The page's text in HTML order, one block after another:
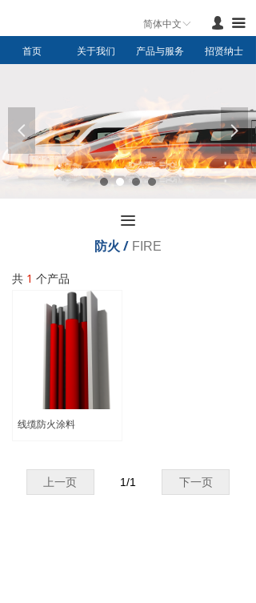
넙
ꀅ
简体中文
首页 关于我们 产品与服务 招贤纳士
끀
产品与服务
联系我们
关于我们
防火 / FIRE
共 1 个产品
线缆防火涂料
上一页 下一页
1/1
끀
넳 넲